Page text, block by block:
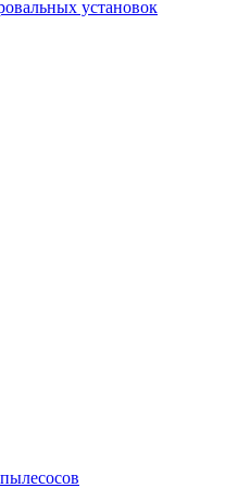
установок